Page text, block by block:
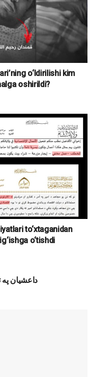
o‘ldirilishi kim
oshirildi?
to‘xtaganidan
o‘tishdi
داعشیان